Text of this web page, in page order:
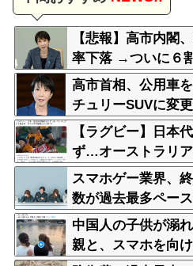
【悲報】高市内閣
率下落 →ついに６
高市首相、公用車
チュリーSUVに変
【ラグビー】日本
ず…オーストラリ
スマホゲー業界、
数が過去最多ペー
ﾋ」
中国人の子供が溺
親と、スマホを向